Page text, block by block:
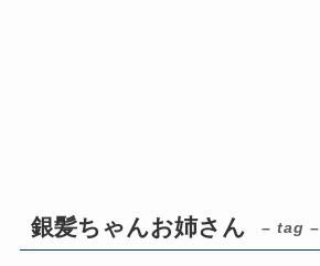
銀髪ちゃんお姉さん – tag –